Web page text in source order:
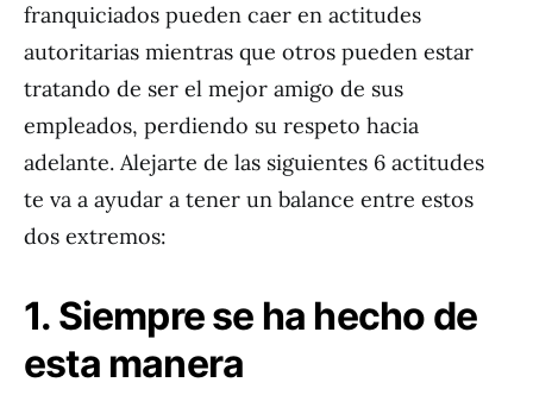
franquiciados pueden caer en actitudes
autoritarias mientras que otros pueden estar
tratando de ser el mejor amigo de sus
empleados, perdiendo su respeto hacia
adelante. Alejarte de las siguientes 6 actitudes
te va a ayudar a tener un balance entre estos
dos extremos:
1. Siempre se ha hecho de
esta manera